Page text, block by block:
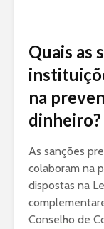
Quais as
na
dinheiro?
As sanções
colaboram na
dispostas na
Conselho de